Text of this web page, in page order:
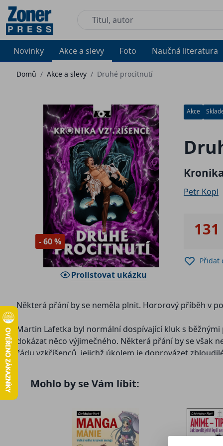
Novinky Akce a slevy Foto Naučná literatura
Domů / Akce a slevy / Druhé procitnutí
- 60 %
Prolistovat ukázku
Akce
Petr Kopl
Přidat
Některá přání by se neměla plnit. Hororový příběh v
Martin Lafetka byl normální dospívající kluk s
dokázat něco výjimečného. Některá přání by se však
řádu vzkříšenců, jejichž úkolem je doprovázet
Tak jako v předchozích knihách se můžete nechat
děj se odehrává v současné České republice, na
obsahuje publikace bonusy, ať už v podobě
obětí nebo jiných významných míst zmíněných v knize.
Mohlo by se Vám líbit: